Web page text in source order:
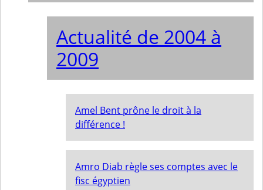
Actualité de 2004 à
2009
Amel Bent prône le droit à la
différence !
Amro Diab règle ses comptes avec le
fisc égyptien